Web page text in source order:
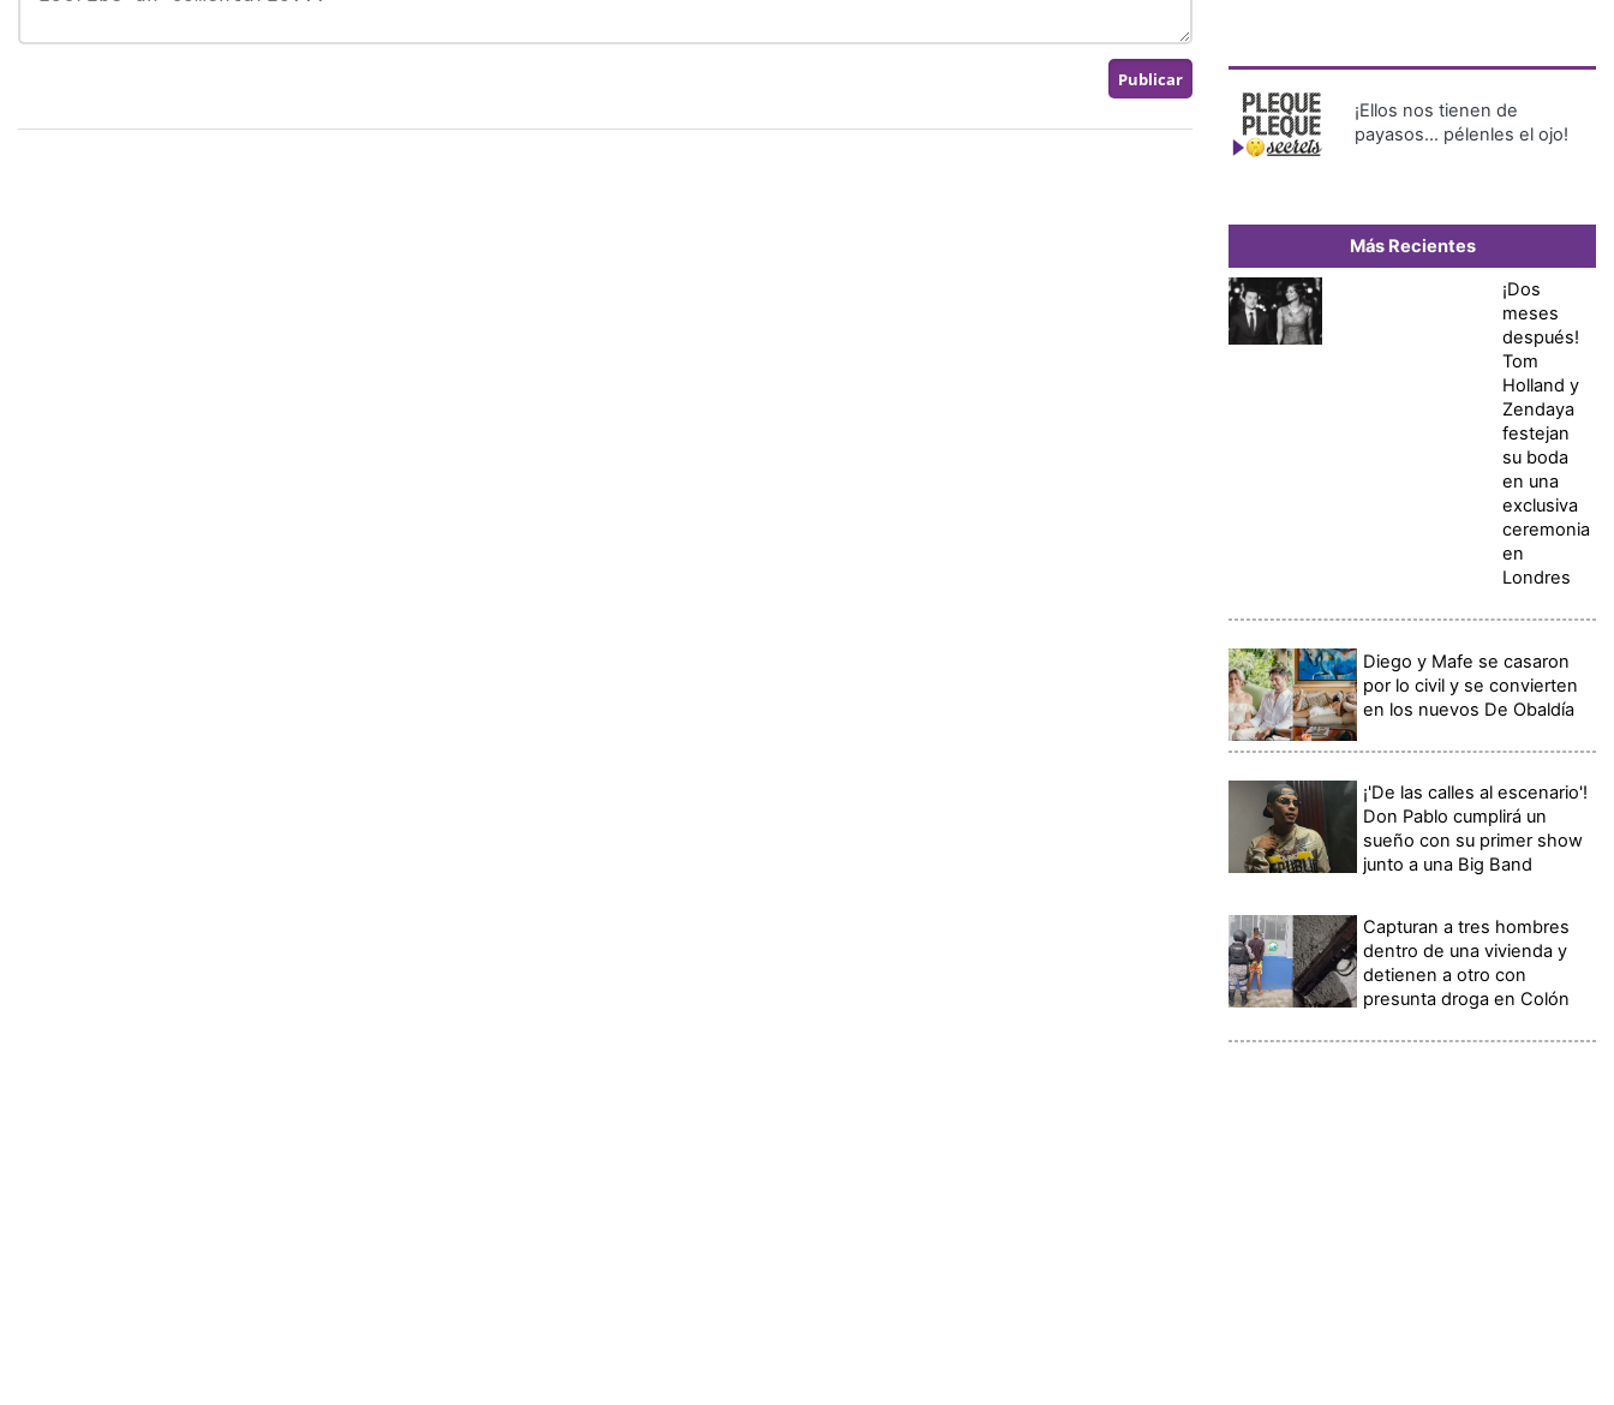
¡Ellos nos tienen de
payasos… pélenles el ojo!
Más Recientes
¡Dos
meses
después!
Tom
Holland y
Zendaya
festejan
su boda
en una
exclusiva
ceremonia
en
Londres
Diego y Mafe se casaron
por lo civil y se convierten
en los nuevos De Obaldía
¡'De las calles al escenario'!
Don Pablo cumplirá un
sueño con su primer show
junto a una Big Band
Capturan a tres hombres
dentro de una vivienda y
detienen a otro con
presunta droga en Colón